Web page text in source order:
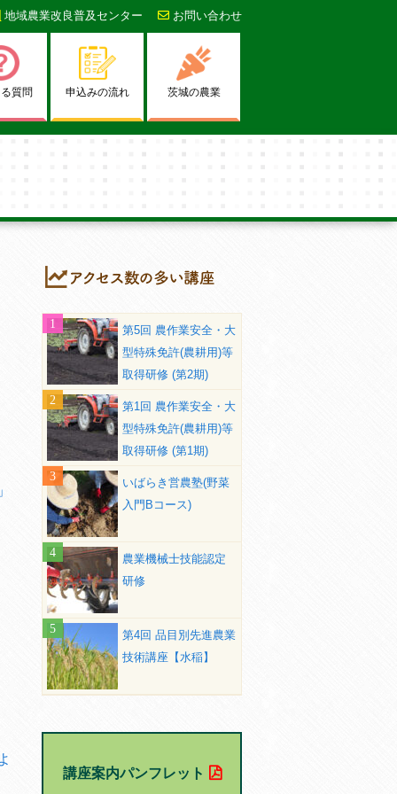
地域農業改良普及センター お問い合わせ
質問 申込みの流れ 茨城の農業
第5回 農作業安全・大
型特殊免許(農耕用)等
取得研修 (第2期)
第1回 農作業安全・大
型特殊免許(農耕用)等
取得研修 (第1期)
いばらき営農塾(野菜
入門Bコース)
農業機械士技能認定
研修
第4回 品目別先進農業
技術講座【水稲】
講座案内パンフレット